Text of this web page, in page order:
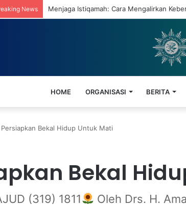
News Menjaga Istiqamah: Cara Mengalirkan
HOME ORGANISASI BERITA
Persiapkan Bekal Hidup Untuk Mati
Bekal
(319) 1811 Oleh Drs. H.